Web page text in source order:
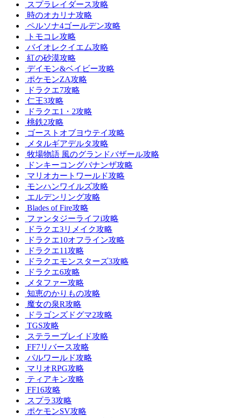
スプラレイダース攻略
時のオカリナ攻略
ペルソナ4ゴールデン攻略
トモコレ攻略
バイオレクイエム攻略
紅の砂漠攻略
デイモン&ベイビー攻略
ポケモンZA攻略
ドラクエ7攻略
仁王3攻略
ドラクエ1・2攻略
桃鉄2攻略
ゴーストオブヨウテイ攻略
メタルギアデルタ攻略
牧場物語 風のグランドバザール攻略
ドンキーコングバナンザ攻略
マリオカートワールド攻略
モンハンワイルズ攻略
エルデンリング攻略
Blades of Fire攻略
ファンタジーライフi攻略
ドラクエ3リメイク攻略
ドラクエ10オフライン攻略
ドラクエ11攻略
ドラクエモンスターズ3攻略
ドラクエ6攻略
メタファー攻略
知恵のかりもの攻略
魔女の泉R攻略
ドラゴンズドグマ2攻略
TGS攻略
ステラーブレイド攻略
FF7リバース攻略
パルワールド攻略
マリオRPG攻略
ティアキン攻略
FF16攻略
スプラ3攻略
ポケモンSV攻略